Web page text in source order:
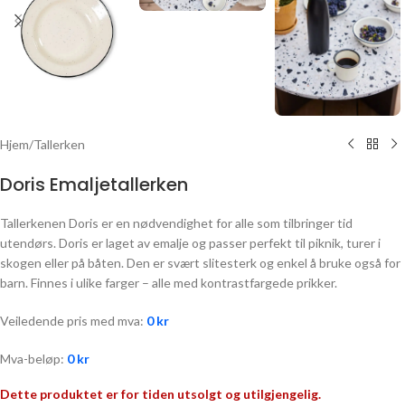
Hjem/Tallerken
Doris Emaljetallerken
Tallerkenen Doris er en nødvendighet for alle som tilbringer tid
utendørs. Doris er laget av emalje og passer perfekt til piknik, turer i
skogen eller på båten. Den er svært slitesterk og enkel å bruke også for
barn. Finnes i ulike farger – alle med kontrastfargede prikker.
Veiledende pris med mva: 0kr
Mva-beløp: 0kr
Dette produktet er for tiden utsolgt og utilgjengelig.